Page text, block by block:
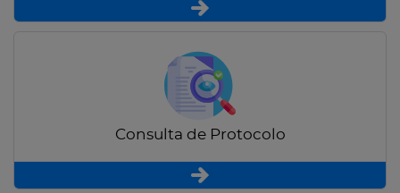
Consulta de Protocolo